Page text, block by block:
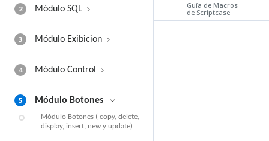
2 Módulo SQL
3 Módulo Exibicion
4 Módulo Control
5 Módulo Botones
Módulo Botones ( copy, delete,
display, insert, new y update)
Guía de Macros
de Scriptcase